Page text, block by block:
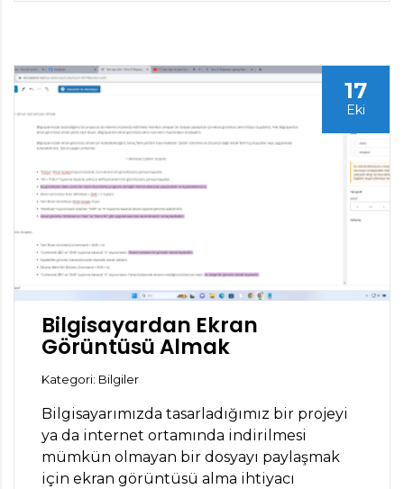
17
Eki
Bilgisayardan Ekran
Görüntüsü Almak
Kategori: Bilgiler
Bilgisayarımızda tasarladığımız bir projeyi
ya da internet ortamında indirilmesi
mümkün olmayan bir dosyayı paylaşmak
için ekran görüntüsü alma ihtiyacı